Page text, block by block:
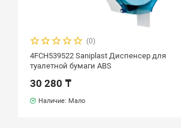
(0)
4FCH539522 Saniplast Диспенсер для
туалетной бумаги ABS
30 280 ₸
Наличие: Мало